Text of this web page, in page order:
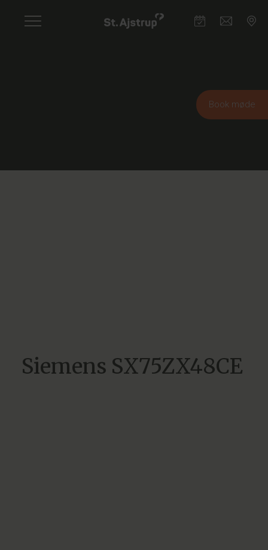
Siemens SX75ZX48CE
Book møde